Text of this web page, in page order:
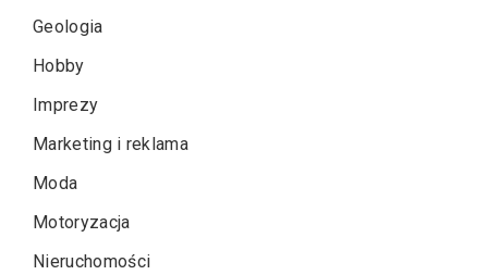
Geologia
Hobby
Imprezy
Marketing i reklama
Moda
Motoryzacja
Nieruchomości